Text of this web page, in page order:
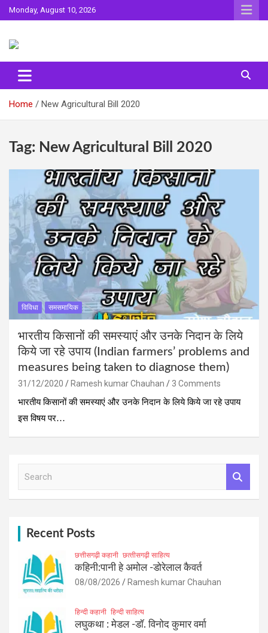
Skip
to
Monday, August 10, 2026
Surta
Home New Agricultural Bill 2020
Tag: New Agricultural Bill 2020
विविधा समसमायिक
भारतीय किसानों की समस्‍याएं और उनके निदान के लिये
किये जा रहे उपाय (Indian farmers’ problems and
measures being taken to diagnose them)
31/12/2020 Ramesh kumar Chauhan
3 Comments
भारतीय किसानों की समस्‍याएं और उनके निदान के लिये किये जा रहे उपाय
इस विषय पर…
Recent Posts
छत्तीसगढ़ी कहानी छत्‍तीसगढ़ी साहित्‍य
कहिनी:पानी हे अमोल -डोरेलाल कैवर्त
08/08/2026 Ramesh kumar Chauhan
हिन्दी कहानी हिन्दी साहित्य
लघुकथा : मेडल -डॉ. विनोद कुमार वर्मा